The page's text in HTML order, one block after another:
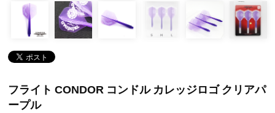
フライト CONDOR コンドル カレッジロゴ クリアパ
ープル